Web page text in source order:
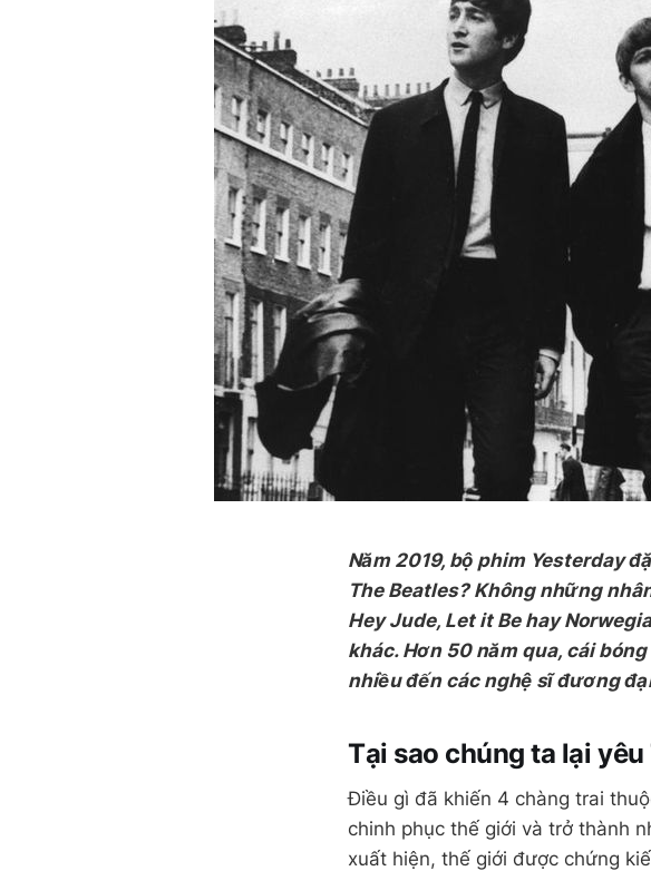
Năm 2019, bộ phim Yesterday
The Beatles? Không những
Hey Jude, Let it Be hay
khác. Hơn 50 năm qua, cái
nhiều đến các nghệ sĩ đương
Tại sao chúng ta lại yêu
Điều gì đã khiến 4 chàng trai
chinh phục thế giới và trở thành
xuất hiện, thế giới được chứng